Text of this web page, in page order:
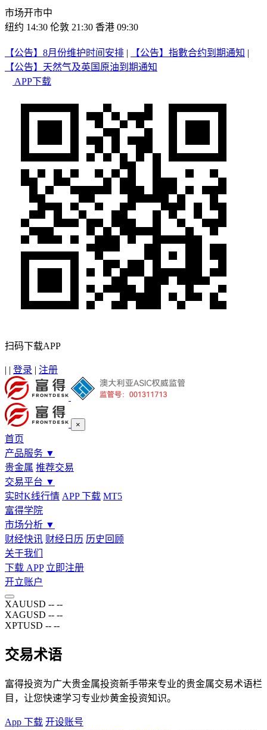
市场开市中
纽约 14:30 伦敦 21:30 香港 09:30
【公告】8月份维护时间安排 | 【公告】指數合约到期通知 |
【公告】天然气及英国原油到期通知
APP下载
扫码下载APP
| | 登录 | 注册
×
首页
产品服务 ▼
贵金属 推荐交易
交易平台 ▼
实时K线行情 APP 下载 MT5
富得学院
市场分析 ▼
财经快讯 财经日历 历史回顾
关于我们
下载 APP 立即注册
开立账户
XAUUSD -- --
XAGUSD -- --
XPTUSD -- --
交易术语
富得投资为广大贵金属投资新手带来专业的贵金属交易术语栏
目，让您快速学习专业炒黄金投资知识。
App 下载 开设账号